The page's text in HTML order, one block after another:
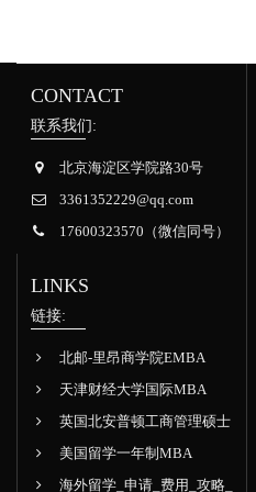
CONTACT
联系我们:
北京海淀区学院路30号
3361352229@qq.com
17600323570（微信同号）
LINKS
链接:
北邮-里昂商学院EMBA
天津财经大学国际MBA
英国北安普顿工商管理硕士
美国留学一年制MBA
海外留学_申请_费用_攻略_